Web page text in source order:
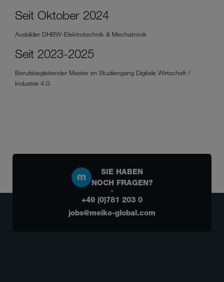
Seit Oktober 2024
Ausbilder DHBW-Elektrotechnik & Mechatronik
Seit 2023-2025
Berufsbegleitender Master im Studiengang Digitale Wirtschaft /
Industrie 4.0.
SIE HABEN
NOCH FRAGEN?
+49 (0)781 203 0
jobs@meiko-global.com